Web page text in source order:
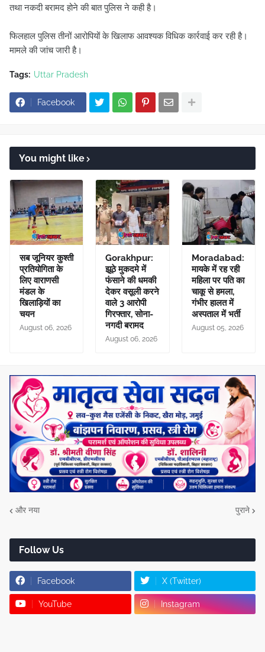
तथा नकदी बरामद होने की बात पुलिस ने कही है।
फिलहाल पुलिस तीनों आरोपियों के खिलाफ आवश्यक विधिक कार्रवाई कर रही है।
मामले की जांच जारी है।
Tags: Uttar Pradesh
Facebook
You might like
सब जूनियर कुश्ती
प्रतियोगिता के
लिए वाराणसी
मंडल के
खिलाड़ियों का
चयन
August 06, 2026
Gorakhpur:
झूठे मुकदमे में
फंसाने की धमकी
देकर वसूली करने
वाले 3 आरोपी
गिरफ्तार, सोना-
नगदी बरामद
August 06, 2026
Moradabad:
मायके में रह रही
महिला पर पति का
चाकू से हमला,
गंभीर हालत में
अस्पताल में भर्ती
August 05, 2026
और नया पुराने
Follow Us
Facebook X (Twitter)
YouTube Instagram